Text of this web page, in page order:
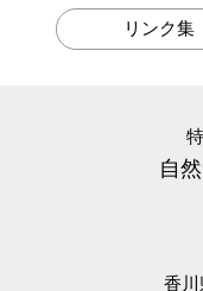
第9回 テロメアの話
第6回 耐性菌の話
第5回 マクロファ
第2回 風邪予防の
リンク集
自
香川